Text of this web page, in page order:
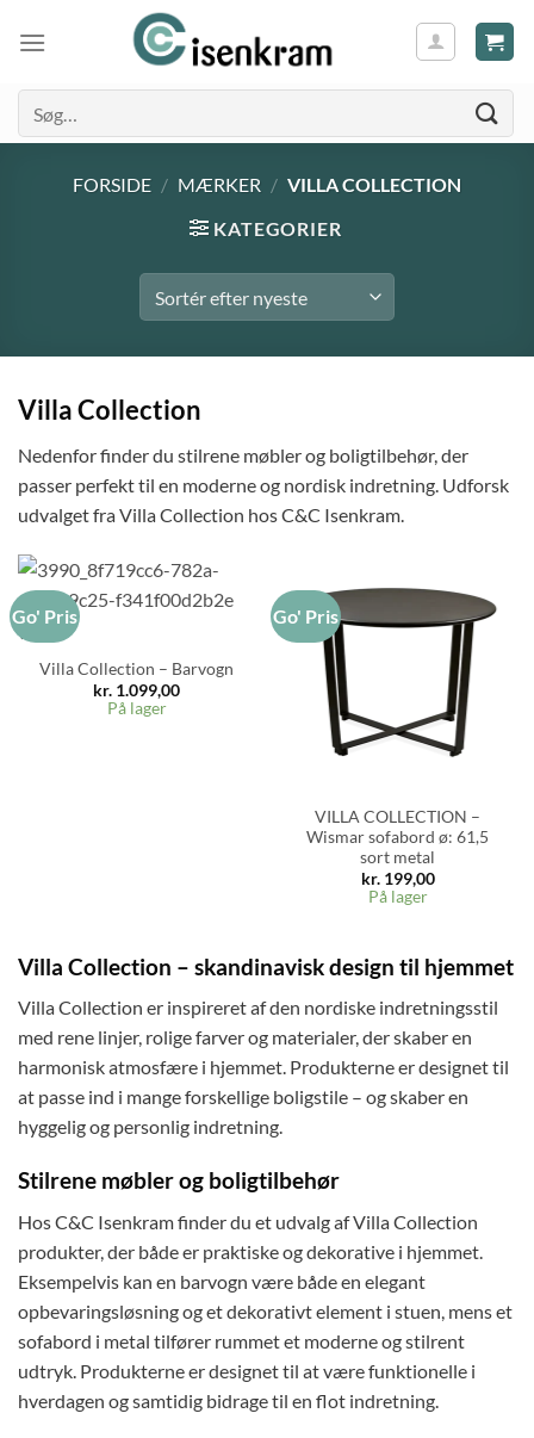
efter:
FORSIDE / MÆRKER / VILLA COLLECTION
KATEGORIER
Villa Collection
Nedenfor finder du stilrene møbler og boligtilbehør, der
passer perfekt til en moderne og nordisk indretning. Udforsk
udvalget fra Villa Collection hos C&C Isenkram.
Go' Pris
Villa Collection – Barvogn
kr. 1.099,00
På lager
Go' Pris
VILLA COLLECTION –
Wismar sofabord ø: 61,5
sort metal
kr.199,00
På lager
Villa Collection – skandinavisk design til hjemmet
Villa Collection er inspireret af den nordiske indretningsstil
med rene linjer, rolige farver og materialer, der skaber en
harmonisk atmosfære i hjemmet. Produkterne er designet til
at passe ind i mange forskellige boligstile – og skaber en
hyggelig og personlig indretning.
Stilrene møbler og boligtilbehør
Hos C&C Isenkram finder du et udvalg af Villa Collection
produkter, der både er praktiske og dekorative i hjemmet.
Eksempelvis kan en barvogn være både en elegant
opbevaringsløsning og et dekorativt element i stuen, mens et
sofabord i metal tilfører rummet et moderne og stilrent
udtryk. Produkterne er designet til at være funktionelle i
hverdagen og samtidig bidrage til en flot indretning.